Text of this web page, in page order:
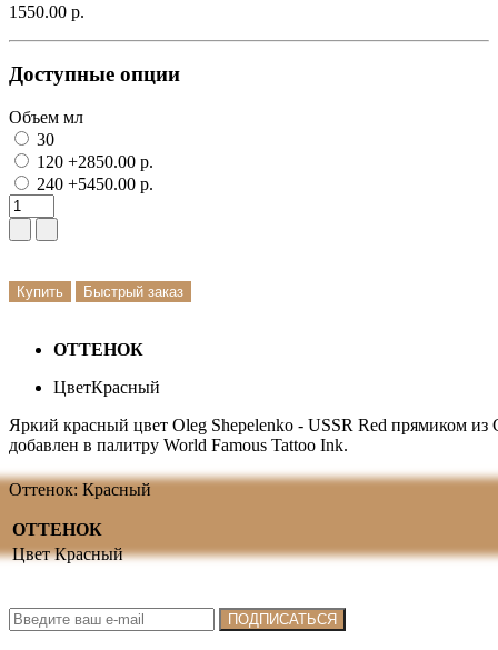
1550.00 р.
Доступные опции
Объем мл
30
120 +2850.00 р.
240 +5450.00 р.
Купить Быстрый заказ
ОТТЕНОК
ЦветКрасный
Яркий красный цвет Oleg Shepelenko - USSR Red прямиком
добавлен в палитру World Famous Tattoo Ink.
Оттенок: Красный
ОТТЕНОК
Цвет Красный
ПОДПИСАТЬСЯ